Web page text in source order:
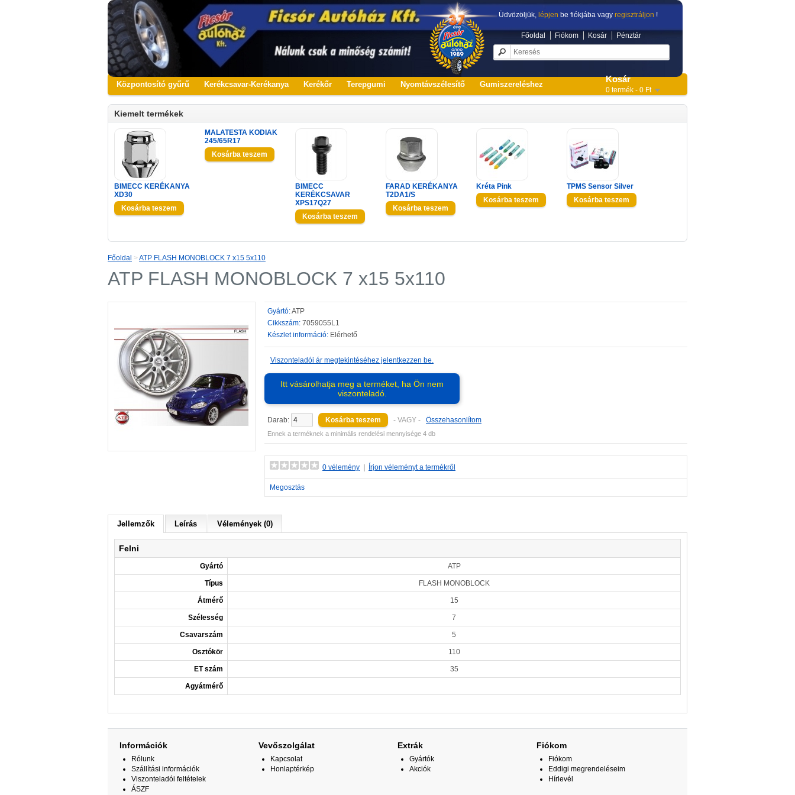
Kosár
0 termék - 0 Ft
Üdvözöljük, lépjen be fiókjába vagy regisztráljon !
Főoldal Fiókom Kosár Pénztár
Központosító gyűrű Kerékcsavar-Kerékanya Kerékőr Terepgumi Nyomtávszélesítő Gumiszereléshez
Kiemelt termékek
BIMECC KERÉKANYA
XD30
MALATESTA KODIAK
245/65R17
BIMECC
KERÉKCSAVAR
XPS17Q27
FARAD KERÉKANYA
T2DA1/S
Kréta Pink TPMS Sensor Silver
Főoldal > ATP FLASH MONOBLOCK 7 x15 5x110
ATP FLASH MONOBLOCK 7 x15 5x110
Gyártó:ATP
Cikkszám: 7059055L1
Készlet információ: Elérhető
Viszonteladói ár megtekintéséhez jelentkezzen be.
Itt vásárolhatja meg a terméket, ha Ön nem
viszonteladó.
Darab: - VAGY - Összehasonlítom
Ennek a terméknek a minimális rendelési mennyisége 4 db
0 vélemény Írjon véleményt a termékről
Megosztás
Jellemzők Leírás Vélemények (0)
Felni
Gyártó ATP
Típus FLASH MONOBLOCK
Átmérő 15
Szélesség 7
Csavarszám 5
Osztókör 110
ET szám 35
Agyátmérő
Információk
Rólunk
Szállítási információk
Viszonteladói feltételek
ÁSZF
Vevőszolgálat
Kapcsolat
Honlaptérkép
Extrák
Gyártók
Akciók
Fiókom
Fiókom
Eddigi megrendeléseim
Hírlevél